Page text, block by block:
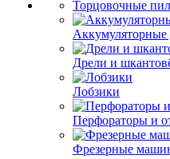
Торцовочные
Дрели и
Лобзики
Перфораторы и
Фрезерные